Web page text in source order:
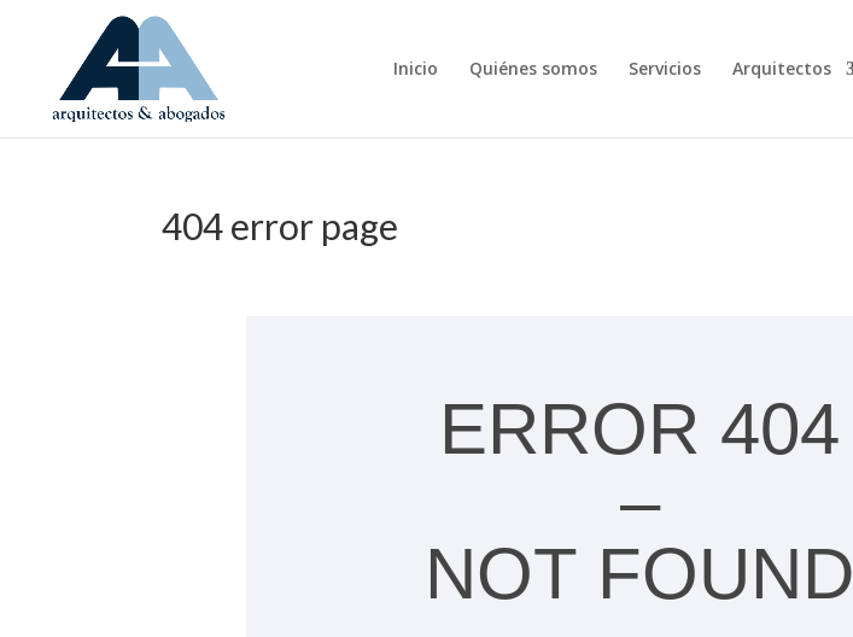
Inicio Quiénes somos Servicios Arquitectos
404 error page
ERROR 404
–
NOT FOUND